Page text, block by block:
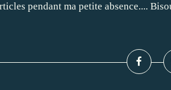
pendant ma petite absence....